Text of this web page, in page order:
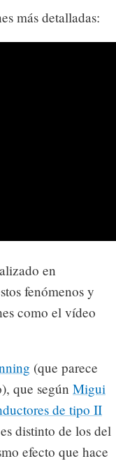
más detalladas:
en
fenómenos y
como el vídeo
(que parece
que según Migui
de tipo II
distinto de los del
efecto que hace